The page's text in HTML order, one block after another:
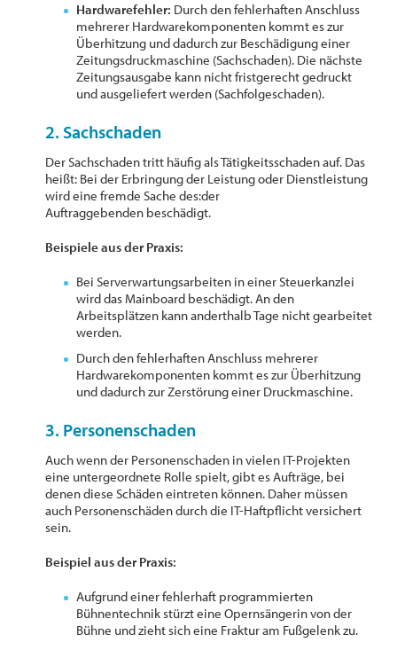
Hardwarefehler: Durch den fehlerhaften Anschluss
mehrerer Hardwarekomponenten kommt es zur
Überhitzung und dadurch zur Beschädigung einer
Zeitungsdruckmaschine (Sachschaden). Die nächste
Zeitungsausgabe kann nicht fristgerecht gedruckt
und ausgeliefert werden (Sachfolgeschaden).
2. Sachschaden
Der Sachschaden tritt häufig als Tätigkeitsschaden auf. Das
heißt: Bei der Erbringung der Leistung oder Dienstleistung
wird eine fremde Sache des:der
Auftraggebenden beschädigt.
Beispiele aus der Praxis:
Bei Serverwartungsarbeiten in einer Steuerkanzlei
wird das Mainboard beschädigt. An den
Arbeitsplätzen kann anderthalb Tage nicht gearbeitet
werden.
Durch den fehlerhaften Anschluss mehrerer
Hardwarekomponenten kommt es zur Überhitzung
und dadurch zur Zerstörung einer Druckmaschine.
3. Personenschaden
Auch wenn der Personenschaden in vielen IT-Projekten
eine untergeordnete Rolle spielt, gibt es Aufträge, bei
denen diese Schäden eintreten können. Daher müssen
auch Personenschäden durch die IT-Haftpflicht versichert
sein.
Beispiel aus der Praxis:
Aufgrund einer fehlerhaft programmierten
Bühnentechnik stürzt eine Opernsängerin von der
Bühne und zieht sich eine Fraktur am Fußgelenk zu.